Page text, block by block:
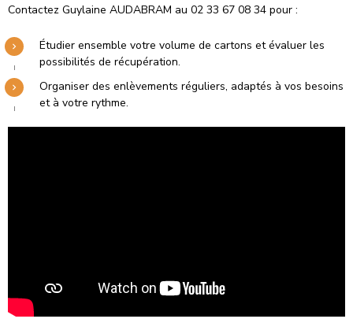
Contactez Guylaine AUDABRAM au 02 33 67 08 34 pour :
Étudier ensemble votre volume de cartons et évaluer les
possibilités de récupération.
Organiser des enlèvements réguliers, adaptés à vos besoins
et à votre rythme.